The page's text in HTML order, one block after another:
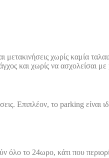
μετακινήσεις χωρίς καμία
και χωρίς να ασχολείσαι
Επιπλέον, το parking είναι
όλο το 24ωρο, κάτι που